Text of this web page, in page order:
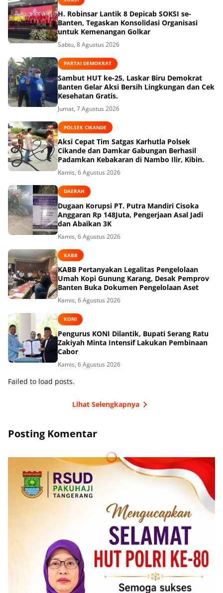
H. Robinsar Lantik 8 Depicab SOKSI se-
Banten, Tegaskan Konsolidasi Organisasi
untuk Kemenangan Golkar
Sabtu, 8 Agustus 2026
PARTAI DEMOKRAT
Sambut HUT ke-25, Laskar Biru Demokrat
Banten Gelar Aksi Bersih Lingkungan dan Cek
Kesehatan Gratis.
Jumat, 7 Agustus 2026
POLSEK CIKANDE
Aksi Cepat Tim Satgas Karhutla Polsek
Cikande dan Damkar Gabungan Berhasil
Padamkan Kebakaran di Nambo Ilir, Kibin.
Kamis, 6 Agustus 2026
DAERAH
Dugaan Korupsi PT. Putra Mandiri Cisoka
Anggaran Rp 148Juta, Pengerjaan Asal Jadi
dan Abaikan 3K
Kamis, 6 Agustus 2026
KABB
KABB Pertanyakan Legalitas Pengelolaan
Umah Kopi Gunung Karang, Desak Pemprov
Banten Buka Dokumen Pengelolaan Aset
Kamis, 6 Agustus 2026
KONI
Pengurus KONI Dilantik, Bupati Serang Ratu
Zakiyah Minta Intensif Lakukan Pembinaan
Cabor
Kamis, 6 Agustus 2026
Failed to load posts.
Lihat Selengkapnya
Posting Komentar